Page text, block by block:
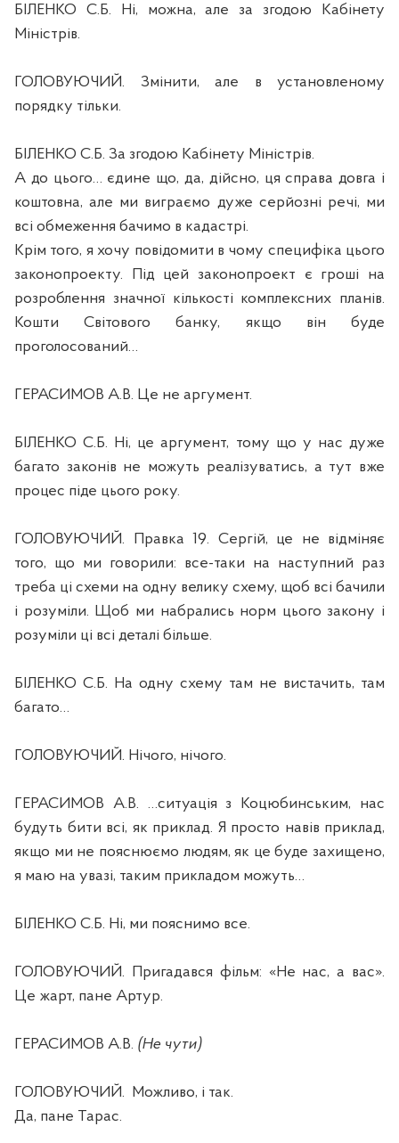
БІЛЕНКО С.Б. Ні, можна, але за згодою Кабінету
Міністрів.
ГОЛОВУЮЧИЙ. Змінити, але в установленому
порядку тільки.
БІЛЕНКО С.Б. За згодою Кабінету Міністрів.
А до цього… єдине що, да, дійсно, ця справа довга і
коштовна, але ми виграємо дуже серйозні речі, ми
всі обмеження бачимо в кадастрі.
Крім того, я хочу повідомити в чому специфіка цього
законопроекту. Під цей законопроект є гроші на
розроблення значної кількості комплексних планів.
Кошти Світового банку, якщо він буде
проголосований…
ГЕРАСИМОВ А.В. Це не аргумент.
БІЛЕНКО С.Б. Ні, це аргумент, тому що у нас дуже
багато законів не можуть реалізуватись, а тут вже
процес піде цього року.
ГОЛОВУЮЧИЙ. Правка 19. Сергій, це не відміняє
того, що ми говорили: все-таки на наступний раз
треба ці схеми на одну велику схему, щоб всі бачили
і розуміли. Щоб ми набрались норм цього закону і
розуміли ці всі деталі більше.
БІЛЕНКО С.Б. На одну схему там не вистачить, там
багато…
ГОЛОВУЮЧИЙ. Нічого, нічого.
ГЕРАСИМОВ А.В. …ситуація з Коцюбинським, нас
будуть бити всі, як приклад. Я просто навів приклад,
якщо ми не пояснюємо людям, як це буде захищено,
я маю на увазі, таким прикладом можуть…
БІЛЕНКО С.Б. Ні, ми пояснимо все.
ГОЛОВУЮЧИЙ. Пригадався фільм: «Не нас, а вас».
Це жарт, пане Артур.
ГЕРАСИМОВ А.В. (Не чути)
ГОЛОВУЮЧИЙ.
Можливо, і так.
Да, пане Тарас.